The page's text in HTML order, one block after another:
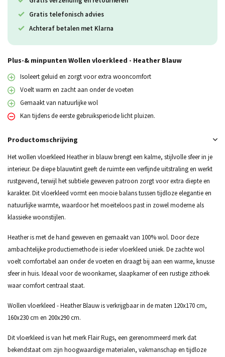
Gratis telefonisch advies
Achteraf betalen met Klarna
Plus-& minpunten Wollen vloerkleed - Heather Blauw
Isoleert geluid en zorgt voor extra wooncomfort
Voelt warm en zacht aan onder de voeten
Gemaakt van natuurlijke wol
Kan tijdens de eerste gebruiksperiode licht pluizen.
Productomschrijving
Het wollen vloerkleed Heather in blauw brengt een kalme, stijlvolle sfeer in je
interieur. De diepe blauwtint geeft de ruimte een verfijnde uitstraling en werkt
rustgevend, terwijl het subtiele geweven patroon zorgt voor extra diepte en
karakter. Dit vloerkleed vormt een mooie balans tussen tijdloze elegantie en
natuurlijke warmte, waardoor het moeiteloos past in zowel moderne als
klassieke woonstijlen.
Heather is met de hand geweven en gemaakt van 100% wol. Door deze
ambachtelijke productiemethode is ieder vloerkleed uniek. De zachte wol
voelt comfortabel aan onder de voeten en draagt bij aan een warme, knusse
sfeer in huis. Ideaal voor de woonkamer, slaapkamer of een rustige zithoek
waar comfort centraal staat.
Wollen vloerkleed - Heather Blauw is verkrijgbaar in de maten 120x170 cm,
160x230 cm en 200x290 cm.
Dit vloerkleed is van het merk Flair Rugs, een gerenommeerd merk dat
bekendstaat om zijn hoogwaardige materialen, vakmanschap en tijdloze